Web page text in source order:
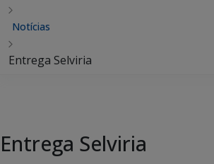
Notícias
Entrega Selviria
Entrega Selviria